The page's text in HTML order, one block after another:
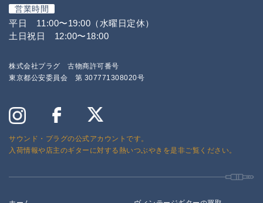
営業時間
平日 11:00〜19:00（水曜日定休）
土日祝日 12:00〜18:00
株式会社プラグ 古物商許可番号
東京都公安委員会 第 307771308020号
サウンド・プラグの公式アカウントです。
入荷情報や店主のギターに対する熱いつぶやきを是非ご覧ください。